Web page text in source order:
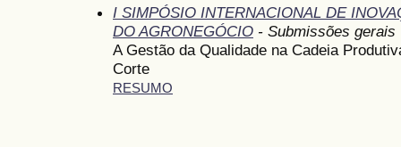
I SIMPÓSIO INTERNACIONAL DE
DO AGRONEGÓCIO - Submissões gerais
A Gestão da Qualidade na Cadeia
Corte
RESUMO